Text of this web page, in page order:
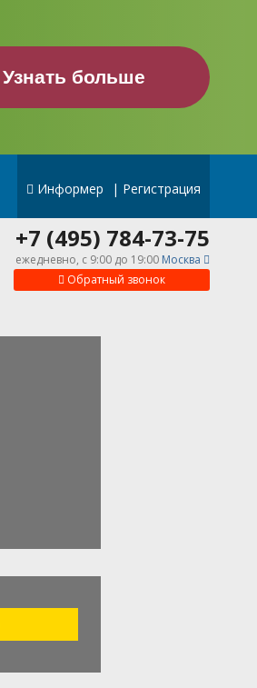
Узнать больше
Информер | Регистрация
Обратный звонок
+7 (495) 784-73-75
ежедневно, c 9:00 до 19:00 Москва